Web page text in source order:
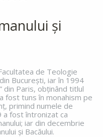
și
de Teologie
Bucureşti, iar în 1994
din Paris, obţinând titlul
fost tuns în monahism pe
primind numele de
a fost întronizat ca
iar din decembrie
și Bacăului.